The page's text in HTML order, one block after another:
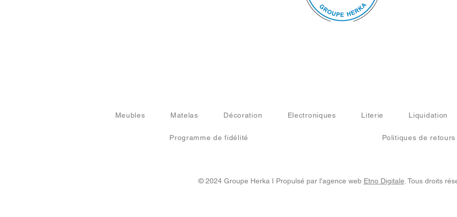
Meubles Matelas Décoration Electroniques Literie Liquidation
Programme de fidélité Politiques de
© 2024 Groupe Herka I Propulsé par l'agence web Etno Digitale . Tous droits